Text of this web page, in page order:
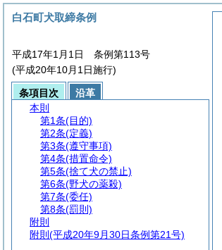
白石町犬取締条例
平成17年1月1日 条例第113号
(平成20年10月1日施行)
条項目次
沿革
本則
第1条(目的)
第2条(定義)
第3条(遵守事項)
第4条(措置命令)
第5条(捨て犬の禁止)
第6条(野犬の薬殺)
第7条(委任)
第8条(罰則)
附則
附則 (平成20年9月30日条例第21号)